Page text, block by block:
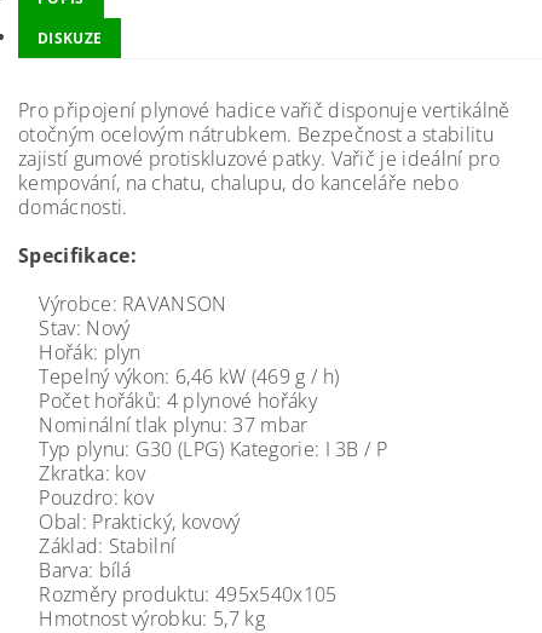
DISKUZE
Pro připojení plynové hadice vařič disponuje vertikálně
otočným ocelovým nátrubkem. Bezpečnost a stabilitu
zajistí gumové protiskluzové patky. Vařič je ideální pro
kempování, na chatu, chalupu, do kanceláře nebo
domácnosti.
Specifikace:
Výrobce: RAVANSON
Stav: Nový
Hořák: plyn
Tepelný výkon: 6,46 kW (469 g / h)
Počet hořáků: 4 plynové hořáky
Nominální tlak plynu: 37 mbar
Typ plynu: G30 (LPG) Kategorie: I 3B / P
Zkratka: kov
Pouzdro: kov
Obal: Praktický, kovový
Základ: Stabilní
Barva: bílá
Rozměry produktu: 495x540x105
Hmotnost výrobku: 5,7 kg